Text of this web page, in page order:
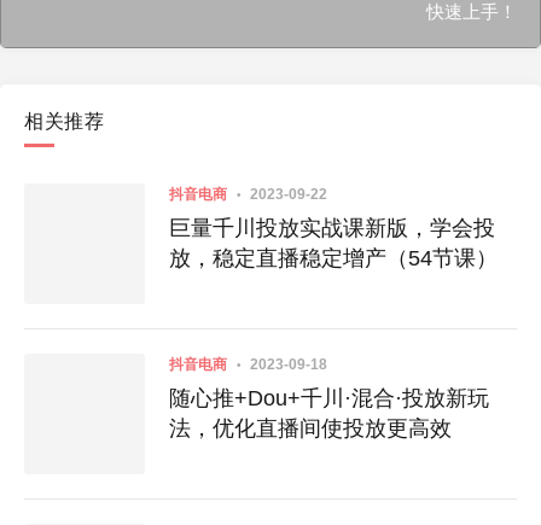
快速上手！
相关推荐
抖音电商 2023-09-22
巨量千川投放实战课新版，学会投
放，稳定直播稳定增产（54节课）
抖音电商 2023-09-18
随心推+Dou+千川·混合·投放新玩
法，优化直播间使投放更高效